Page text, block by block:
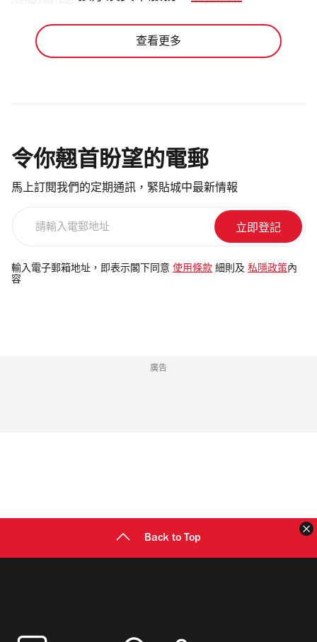
查看更多
令你翹首盼望的電郵
馬上訂閱我們的定期通訊，緊貼城中最新情報
電
郵
輸入電子郵箱地址，即表示閣下同意 使用條款 細則及 私隱政策 內
容
廣告
Back to Top